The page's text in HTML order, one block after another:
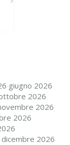
giugno 2026
2026
2026
2026
2026